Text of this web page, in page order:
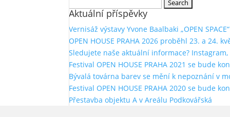
for:
Aktuální příspěvky
Vernisáž výstavy Yvone Baalbaki „OPEN
OPEN HOUSE PRAHA 2026 proběhl 23. a 24.
Sledujete naše aktuální informace? Instagram,
Festival OPEN HOUSE PRAHA 2021 se bude
Bývalá továrna barev se mění k nepoznání v
Festival OPEN HOUSE PRAHA 2020 se bude
Přestavba objektu A v Areálu Podkovářská